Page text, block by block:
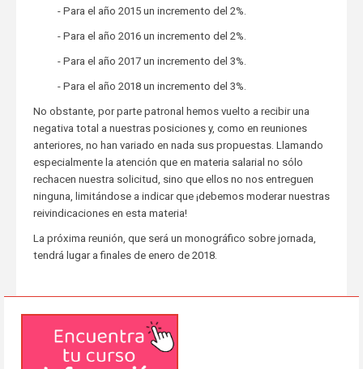
- Para el año 2015 un incremento del 2%.
- Para el año 2016 un incremento del 2%.
- Para el año 2017 un incremento del 3%.
- Para el año 2018 un incremento del 3%.
No obstante, por parte patronal hemos vuelto a recibir una
negativa total a nuestras posiciones y, como en reuniones
anteriores, no han variado en nada sus propuestas. Llamando
especialmente la atención que en materia salarial no sólo
rechacen nuestra solicitud, sino que ellos no nos entreguen
ninguna, limitándose a indicar que ¡debemos moderar nuestras
reivindicaciones en esta materia!
La próxima reunión, que será un monográfico sobre jornada,
tendrá lugar a finales de enero de 2018.